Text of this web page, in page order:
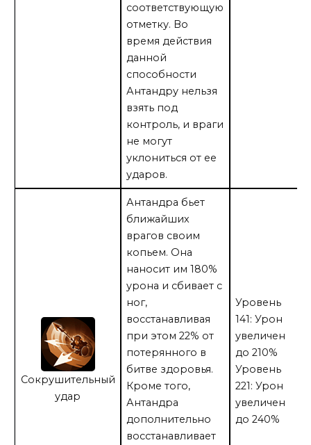
соответствующую
отметку. Во
время действия
данной
способности
Антандру нельзя
взять под
контроль, и враги
не могут
уклониться от ее
ударов.
Сокрушительный
удар
Антандра бьет
ближайших
врагов своим
копьем. Она
наносит им 180%
урона и сбивает с
ног,
восстанавливая
при этом 22% от
потерянного в
битве здоровья.
Кроме того,
Антандра
дополнительно
восстанавливает
Уровень
141: Урон
увеличен
до 210%
Уровень
221: Урон
увеличен
до 240%